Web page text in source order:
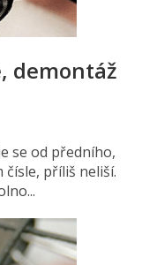
demontáž
se od předního,
čísle, příliš neliší.